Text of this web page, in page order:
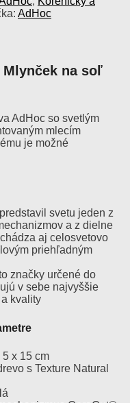
AdHoc
Mlynček na soľ
AdHoc so svetlým
mlecím
je možné
svetu jeden z
a z dielne
aj celosvetovo
priehľadným
značky určené do
v sebe najvyššie
kvality
x 15 cm
s Texture Natural